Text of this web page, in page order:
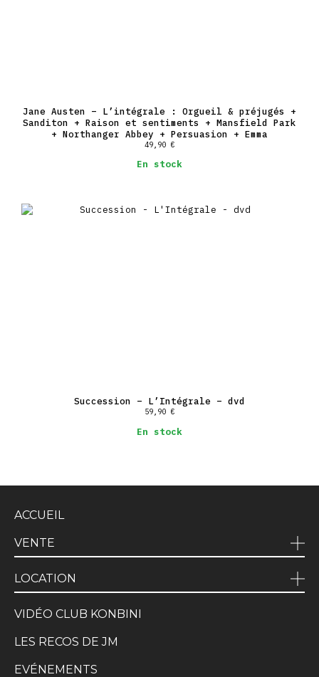
Jane Austen – L’intégrale : Orgueil & préjugés +
Sanditon + Raison et sentiments + Mansfield Park
+ Northanger Abbey + Persuasion + Emma
49,90 €
En stock
Succession – L’Intégrale – dvd
59,90 €
En stock
ACCUEIL
VENTE
LOCATION
VIDÉO CLUB KONBINI
LES RECOS DE JM
EVÉNEMENTS